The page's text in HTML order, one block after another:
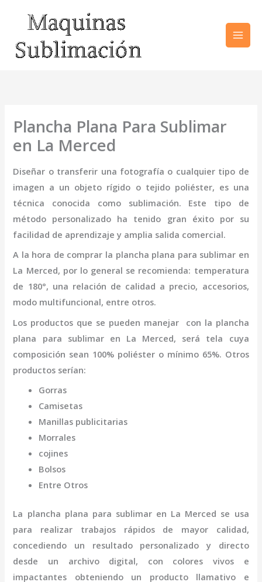
contenido
Plancha Plana Para Sublimar
en La Merced
Diseñar o transferir una fotografía o cualquier tipo de
imagen a un objeto rígido o tejido poliéster, es una
técnica conocida como sublimación. Este tipo de
método personalizado ha tenido gran éxito por su
facilidad de aprendizaje y amplia salida comercial.
A la hora de comprar la plancha plana para sublimar en
La Merced, por lo general se recomienda: temperatura
de 180°, una relación de calidad a precio, accesorios,
modo multifuncional, entre otros.
Los productos que se pueden manejar con la plancha
plana para sublimar en La Merced, será tela cuya
composición sean 100% poliéster o mínimo 65%. Otros
productos serían:
Gorras
Camisetas
Manillas publicitarias
Morrales
cojines
Bolsos
Entre Otros
La plancha plana para sublimar en La Merced se usa
para realizar trabajos rápidos de mayor calidad,
concediendo un resultado personalizado y directo
desde un archivo digital, con colores vivos e
impactantes obteniendo un producto llamativo e